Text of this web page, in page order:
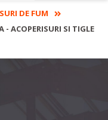
DE FUM
- ACOPERISURI SI TIGLE